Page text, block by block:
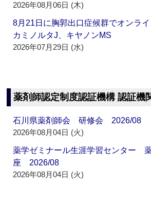
2026年08月06日 (木)
8月21日に胸郭出口症候群でオンラ
カミノルタJ、キヤノンMS
2026年07月29日 (水)
薬剤師認定制度認証機構 認証機
石川県薬剤師会 研修会 2026/08
2026年08月04日 (火)
薬学ゼミナール生涯学習センター
座 2026/08
2026年08月04日 (火)